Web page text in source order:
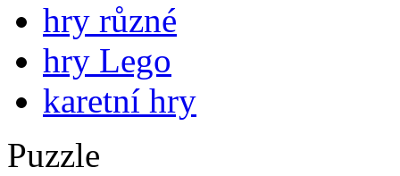
hry různé
hry Lego
karetní hry
Puzzle